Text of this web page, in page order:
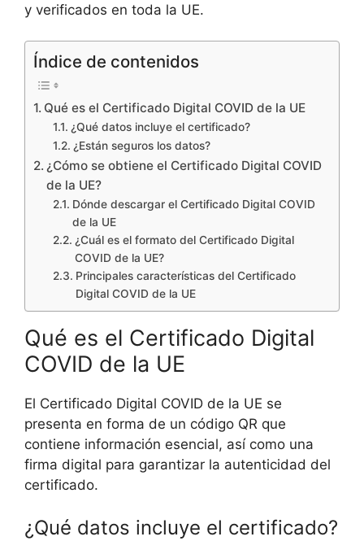
y verificados en toda la UE.
Índice de contenidos
Qué es el Certificado Digital COVID de la UE
¿Qué datos incluye el certificado?
¿Están seguros los datos?
¿Cómo se obtiene el Certificado Digital COVID
de la UE?
Dónde descargar el Certificado Digital COVID
de la UE
¿Cuál es el formato del Certificado Digital
COVID de la UE?
Principales características del Certificado
Digital COVID de la UE
Qué es el Certificado Digital
COVID de la UE
El Certificado Digital COVID de la UE se
presenta en forma de un código QR que
contiene información esencial, así como una
firma digital para garantizar la autenticidad del
certificado.
¿Qué datos incluye el certificado?